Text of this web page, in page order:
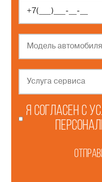
Я согласен с